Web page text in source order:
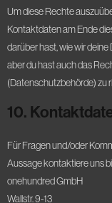
Um diese Rechte
Kontaktdaten am Ende
darüber hast, wie wir
aber du hast auch das
(Datenschutzbehörde) zu
10.
Für Fragen und/oder
Aussage kontaktiere uns
onehundred GmbH
Wallstr. 9-13